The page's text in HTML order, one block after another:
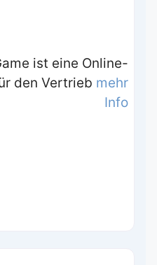
ist eine Online-
den Vertrieb mehr
Info